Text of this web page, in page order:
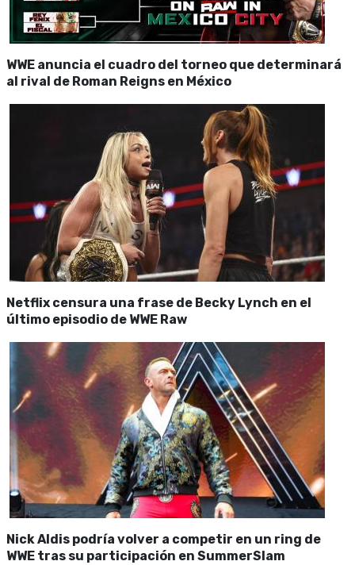
WWE anuncia el cuadro del torneo que determinará
al rival de Roman Reigns en México
Netflix censura una frase de Becky Lynch en el
último episodio de WWE Raw
Nick Aldis podría volver a competir en un ring de
WWE tras su participación en SummerSlam